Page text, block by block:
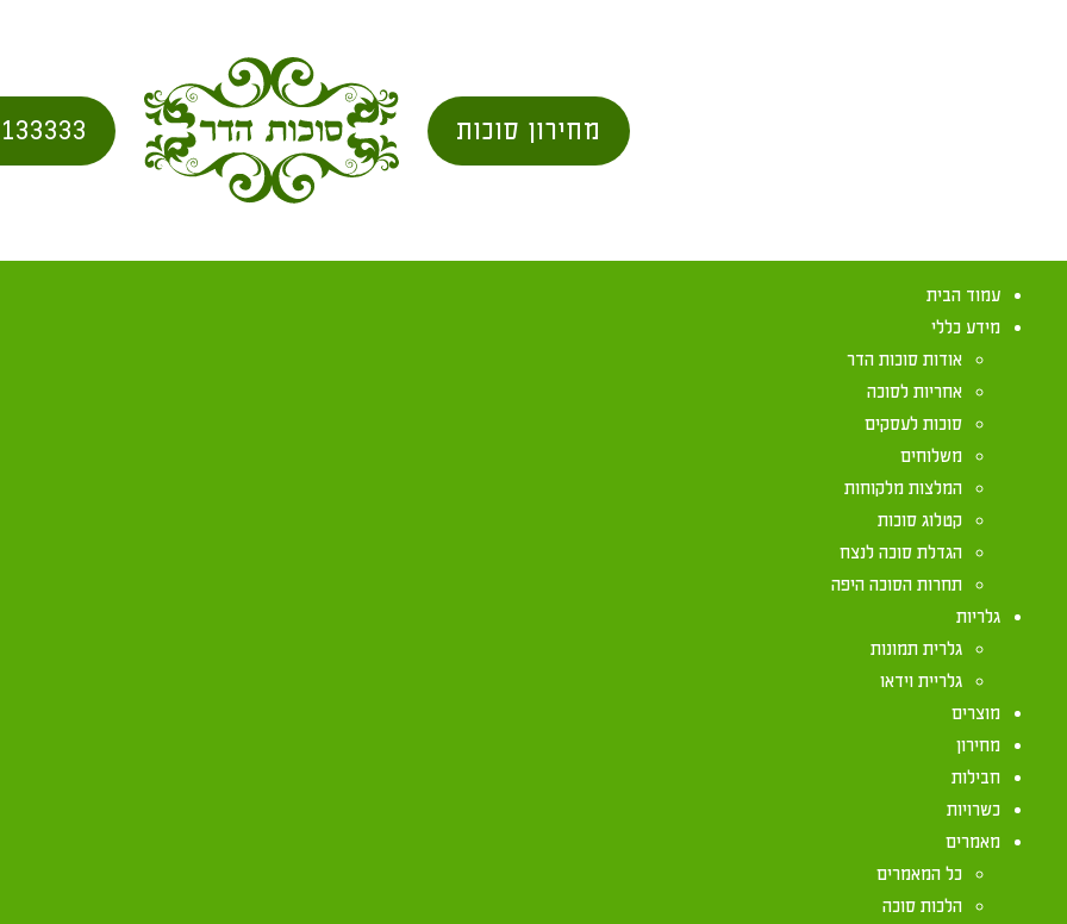
מחירון סוכות
עמוד הבית
מידע כללי
אודות סוכות הדר
אחריות לסוכה
סוכות לעסקים
משלוחים
המלצות מלקוחות
קטלוג סוכות
הגדלת סוכה לנצח
תחרות הסוכה היפה
גלריות
גלרית תמונות
גלריית וידאו
מוצרים
מחירון
חבילות
כשרויות
מאמרים
כל המאמרים
הלכות סוכה
ישיבה בסוכה ביום שמחת תורה
הרוצה להמשיך להשתמש ולשהות בסוכה ביום שמיני עצרת, כגון שבאו אליו אורחים רבים לשמחת תורה ואין לו מספיק
ותשעה ס"מ) על ארבעה טפחים, כך שנעשה היכר שהוא שוהה בזוכה שלא לשם מצוות הסוכה, ואז רשאי לאכול ולישון בסוכה
גם ביום שמיני עצרת. (מקראי קודש, תתמט-תתנ).